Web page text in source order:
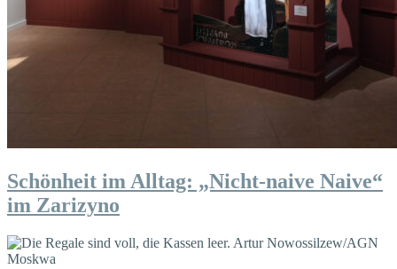
Schönheit im Alltag: „Nicht-naive Naive“
im Zarizyno